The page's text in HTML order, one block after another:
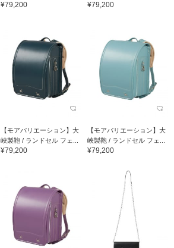
¥79,200 ¥79,200
【モアバリエーション】大
峽製鞄 / ランドセル フェ...
¥79,200
【モアバリエーション】大
峽製鞄 / ランドセル フェ...
¥79,200